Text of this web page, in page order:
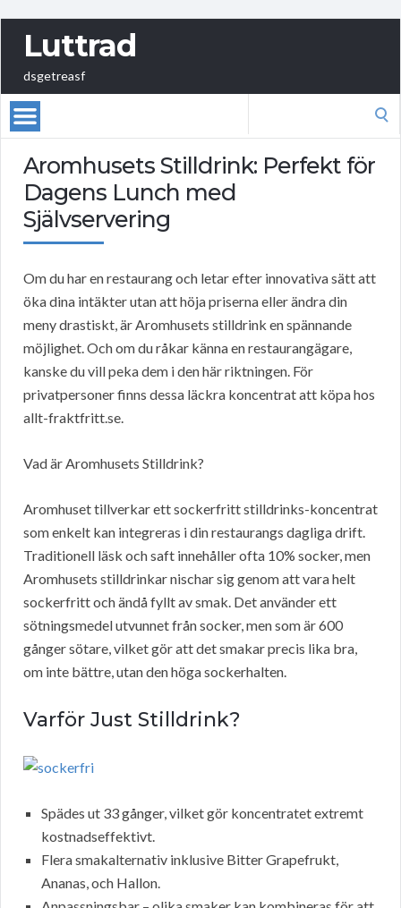
Luttrad
dsgetreasf
Aromhusets Stilldrink: Perfekt för
Dagens Lunch med
Självservering
Om du har en restaurang och letar efter innovativa sätt att
öka dina intäkter utan att höja priserna eller ändra din
meny drastiskt, är Aromhusets stilldrink en spännande
möjlighet. Och om du råkar känna en restaurangägare,
kanske du vill peka dem i den här riktningen. För
privatpersoner finns dessa läckra koncentrat att köpa hos
allt-fraktfritt.se.
Vad är Aromhusets Stilldrink?
Aromhuset tillverkar ett sockerfritt stilldrinks-koncentrat
som enkelt kan integreras i din restaurangs dagliga drift.
Traditionell läsk och saft innehåller ofta 10% socker, men
Aromhusets stilldrinkar nischar sig genom att vara helt
sockerfritt och ändå fyllt av smak. Det använder ett
sötningsmedel utvunnet från socker, men som är 600
gånger sötare, vilket gör att det smakar precis lika bra,
om inte bättre, utan den höga sockerhalten.
Varför Just Stilldrink?
Spädes ut 33 gånger, vilket gör koncentratet extremt
kostnadseffektivt.
Flera smakalternativ inklusive Bitter Grapefrukt,
Ananas, och Hallon.